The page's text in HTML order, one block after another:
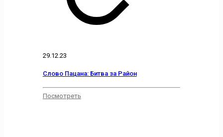
29.12.23
Слово Пацана: Битва за Район
Посмотреть